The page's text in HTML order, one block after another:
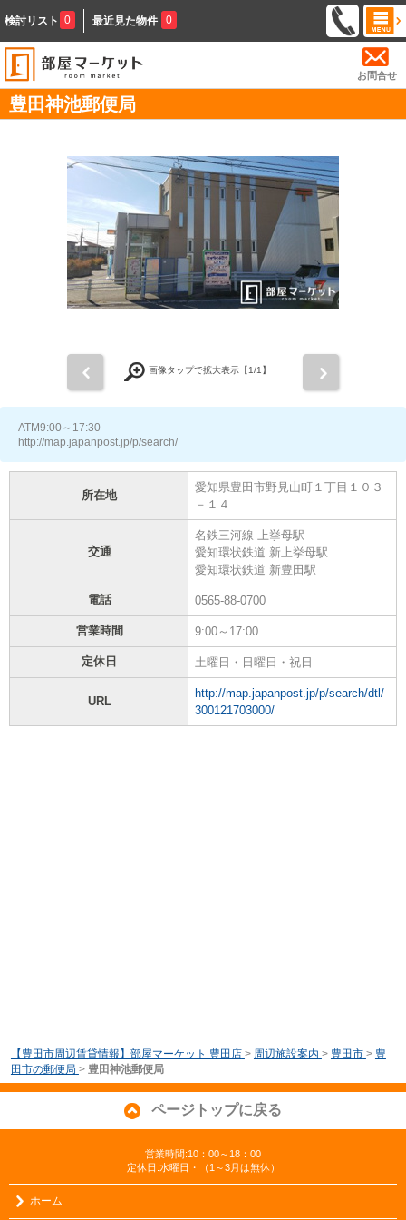
検討リスト 0 最近見た物件 0
お問合せ
豊田神池郵便局
画像タップで拡大表示【1/1】
ATM9:00～17:30
http://map.japanpost.jp/p/search/
所在地
愛知県豊田市野見山町１丁目１０３
－１４
交通
名鉄三河線 上挙母駅
愛知環状鉄道 新上挙母駅
愛知環状鉄道 新豊田駅
電話 0565-88-0700
営業時間 9:00～17:00
定休日 土曜日・日曜日・祝日
URL
http://map.japanpost.jp/p/search/dtl/
300121703000/
【豊田市周辺賃貸情報】部屋マーケット 豊田店 > 周辺施設案内 > 豊田市 > 豊
田市の郵便局 > 豊田神池郵便局
ページトップに戻る
営業時間:10：00～18：00
定休日:水曜日・（1～3月は無休）
ホーム